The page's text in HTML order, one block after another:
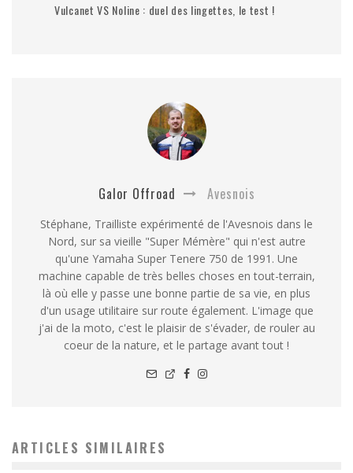
Vulcanet VS Noline : duel des lingettes, le test !
Galor Offroad Avesnois
Stéphane, Trailliste expérimenté de l'Avesnois dans le
Nord, sur sa vieille "Super Mémère" qui n'est autre
qu'une Yamaha Super Tenere 750 de 1991. Une
machine capable de très belles choses en tout-terrain,
là où elle y passe une bonne partie de sa vie, en plus
d'un usage utilitaire sur route également. L'image que
j'ai de la moto, c'est le plaisir de s'évader, de rouler au
coeur de la nature, et le partage avant tout !
ARTICLES SIMILAIRES